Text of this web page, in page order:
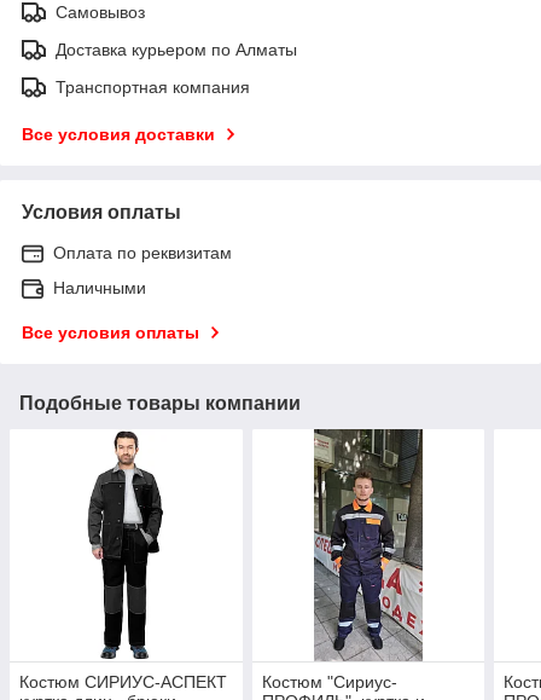
Самовывоз
Доставка курьером по Алматы
Транспортная компания
Все условия доставки
Условия оплаты
Оплата по реквизитам
Наличными
Все условия оплаты
Подобные товары компании
Костюм СИРИУС-АСПЕКТ
Костюм "Сириус-